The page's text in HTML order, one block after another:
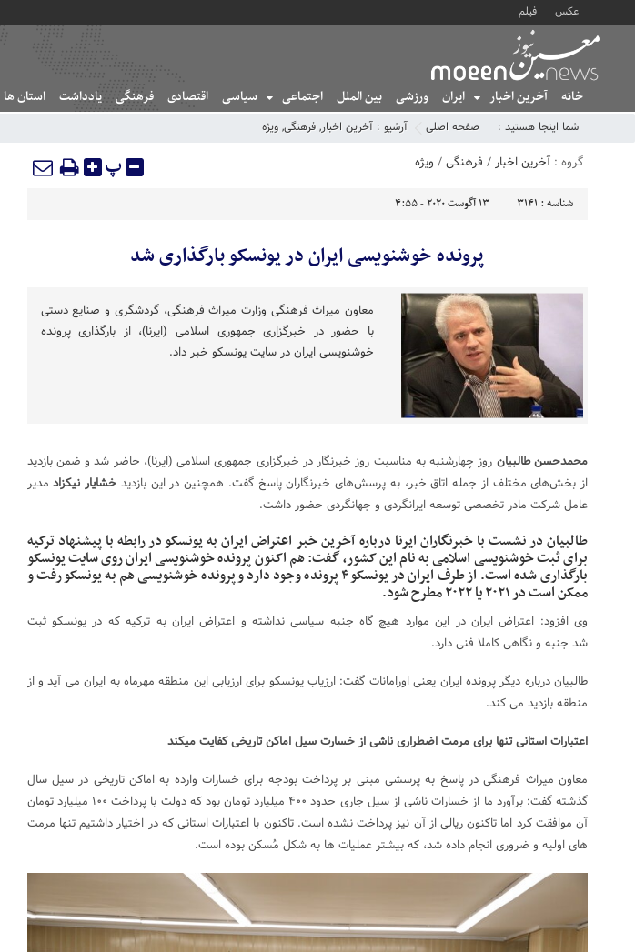
عکس فیلم
خانه آخرین اخبار ایران ورزشی بین الملل اجتماعی سیاسی اقتصادی فرهنگی یادداشت استان ها
شما اینجا هستید : صفحه اصلی آرشیو : آخرین اخبار, فرهنگی, ویژه
گروه : آخرین اخبار/ فرهنگی/ ویژه پ
شناسه : 3141 13 آگوست 2020 - 4:55
پرونده خوشنویسی ایران در یونسکو بارگذاری شد
معاون میراث فرهنگی وزارت میراث فرهنگی، گردشگری و صنایع دستی
با حضور در خبرگزاری جمهوری اسلامی (ایرنا)، از بارگذاری پرونده
خوشنویسی ایران در سایت یونسکو خبر داد.
محمدحسن طالبیان روز چهارشنبه به مناسبت روز خبرنگار در خبرگزاری جمهوری اسلامی (ایرنا)، حاضر شد و ضمن بازدید
از بخش‌های مختلف از جمله اتاق خبر، به پرسش‌های خبرنگاران پاسخ گفت. همچنین در این بازدید خشایار نیکزاد مدیر
عامل شرکت مادر تخصصی توسعه ایرانگردی و جهانگردی حضور داشت.
طالبیان در نشست با خبرنگاران ایرنا درباره آخرین خبر اعتراض ایران به یونسکو در رابطه با پیشنهاد ترکیه
برای ثبت خوشنویسی اسلامی به نام این کشور، گفت: هم اکنون پرونده خوشنویسی ایران روی سایت یونسکو
بارگذاری شده است. از طرف ایران در یونسکو ۴ پرونده وجود دارد و پرونده خوشنویسی هم به یونسکو رفت و
ممکن است در ۲۰۲۱ یا ۲۰۲۲ مطرح شود.
وی افزود: اعتراض ایران در این موارد هیچ گاه جنبه سیاسی نداشته و اعتراض ایران به ترکیه که در یونسکو ثبت
شد جنبه و نگاهی کاملا فنی دارد.
طالبیان درباره دیگر پرونده ایران یعنی اورامانات گفت: ارزیاب یونسکو برای ارزیابی این منطقه مهرماه به ایران می آید و از
منطقه بازدید می کند.
اعتبارات استانی تنها برای مرمت‌ اضطراری ناشی از خسارت سیل اماکن تاریخی کفایت میکند
معاون میراث فرهنگی در پاسخ به پرسشی مبنی بر پرداخت بودجه برای خسارات وارده به اماکن تاریخی در سیل سال
گذشته گفت: برآورد ما از خسارات ناشی از سیل جاری حدود ۴۰۰ میلیارد تومان بود که دولت با پرداخت ۱۰۰ میلیارد تومان
آن موافقت کرد اما تاکنون ریالی از آن نیز پرداخت نشده است. تاکنون با اعتبارات استانی که در اختیار داشتیم تنها مرمت
های اولیه و ضروری انجام داده شد، که بیشتر عملیات ها به شکل مُسکن بوده است.